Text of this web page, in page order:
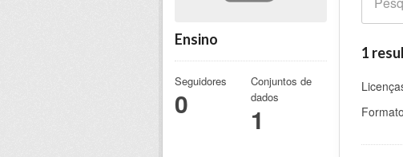
1
Ensino
Seguidores
0
Conjuntos de
dados
1